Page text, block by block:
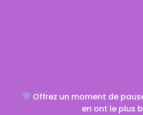
Offrez un moment de
en ont le plus